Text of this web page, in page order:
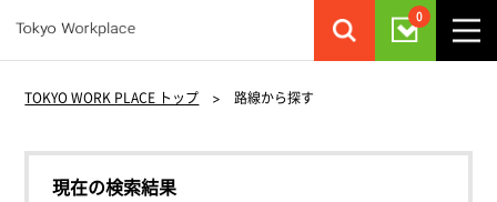
0
TOKYO WORK PLACE トップ >路線から探す
現在の検索結果